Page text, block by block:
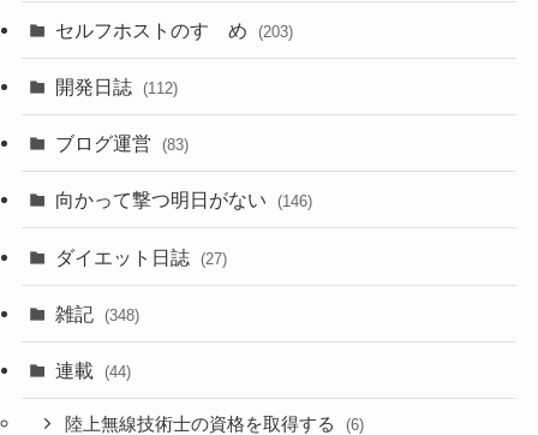
セルフホストのすゝめ (203)
開発日誌 (112)
ブログ運営 (83)
向かって撃つ明日がない (146)
ダイエット日誌 (27)
雑記 (348)
連載 (44)
陸上無線技術士の資格を取得する (6)